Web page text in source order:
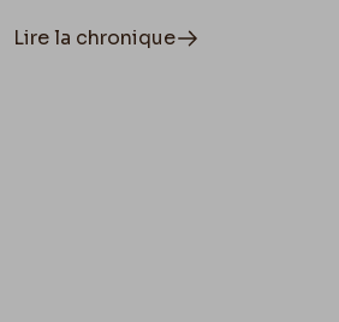
Lire la chronique